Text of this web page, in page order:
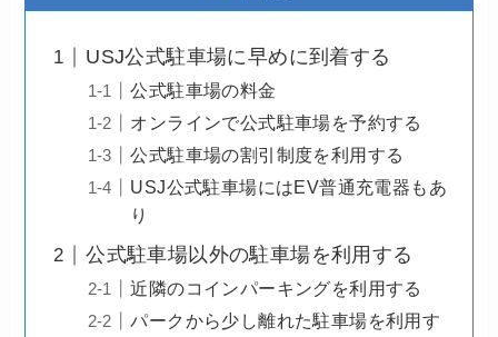
USJ公式駐車場に早めに到着する
公式駐車場の料金
オンラインで公式駐車場を予約する
公式駐車場の割引制度を利用する
USJ公式駐車場にはEV普通充電器もあ
り
公式駐車場以外の駐車場を利用する
近隣のコインパーキングを利用する
パークから少し離れた駐車場を利用す